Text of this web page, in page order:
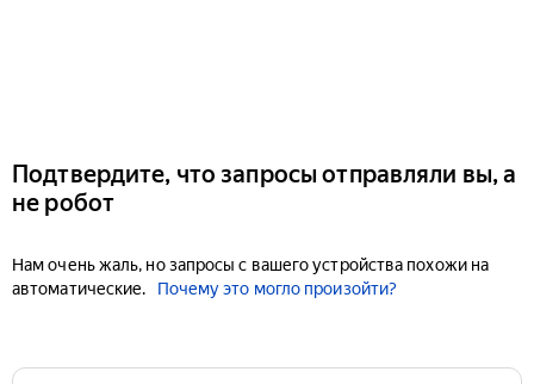
Подтвердите, что запросы отправляли вы, а
не робот
Нам очень жаль, но запросы с вашего устройства похожи на
автоматические.
Почему это могло произойти?